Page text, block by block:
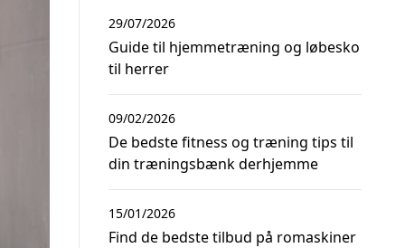
Guide til hjemmetræning og løbesko
til herrer
29/07/2026
De bedste fitness og træning tips til
din træningsbænk derhjemme
09/02/2026
Find de bedste tilbud på romaskiner
15/01/2026